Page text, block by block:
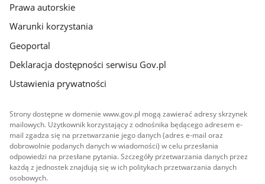
Prawa autorskie
Warunki korzystania
Geoportal
Deklaracja dostępności serwisu Gov.pl
Ustawienia prywatności
Strony dostępne w domenie www.gov.pl mogą zawierać adresy skrzynek
mailowych. Użytkownik korzystający z odnośnika będącego adresem e-
mail zgadza się na przetwarzanie jego danych (adres e-mail oraz
dobrowolnie podanych danych w wiadomości) w celu przesłania
odpowiedzi na przesłane pytania. Szczegóły przetwarzania danych przez
każdą z jednostek znajdują się w ich politykach przetwarzania danych
osobowych.